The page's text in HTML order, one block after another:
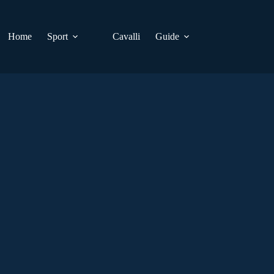
Home
Sport Cavalli Guide